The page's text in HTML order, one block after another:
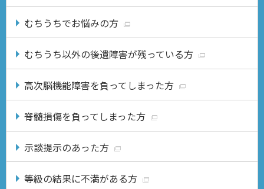
むちうちでお悩みの方
むちうち以外の後遺障害が残っている方
高次脳機能障害を負ってしまった方
脊髄損傷を負ってしまった方
示談提示のあった方
等級の結果に不満がある方